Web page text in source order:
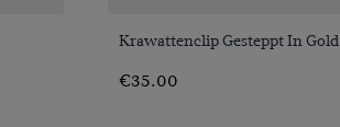
VORSCHAU
Krawattenclip Gesteppt In Gold
€35.00